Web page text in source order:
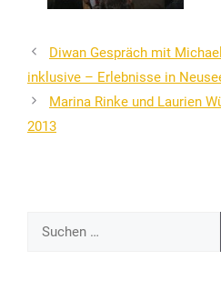
Diwan Gespräch mit
inklusive – Erlebnisse in
Marina Rinke und Laurien
2013
nach: